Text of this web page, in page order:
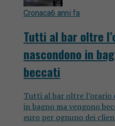
Cronaca6 anni fa
Tutti al bar oltre
nascondono in
beccati
Tutti al bar oltre l’orario
in bagno ma vengono
euro per ognuno dei